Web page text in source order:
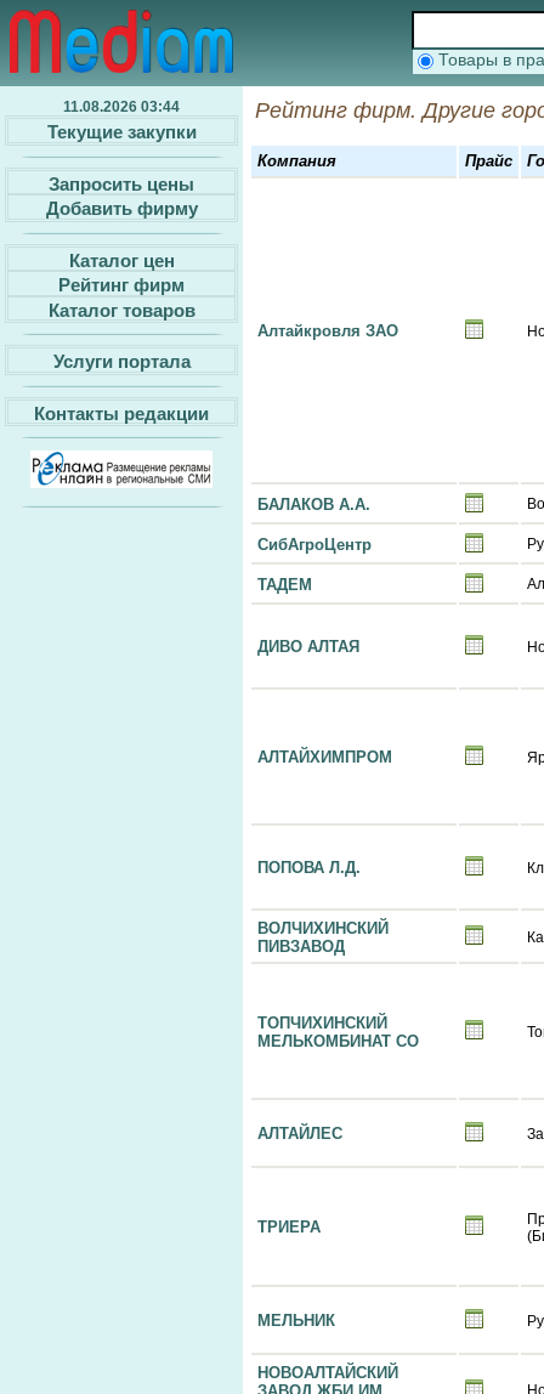
Товары в
11.08.2026 03:44
Текущие закупки
Запросить цены
Добавить фирму
Каталог цен
Рейтинг фирм
Каталог товаров
Услуги портала
Контакты редакции
Рейтинг фирм. Другие
Компания Прайс
Алтайкровля ЗАО
БАЛАКОВ А.А.
СибАгроЦентр
ТАДЕМ
ДИВО АЛТАЯ
АЛТАЙХИМПРОМ
ПОПОВА Л.Д.
ВОЛЧИХИНСКИЙ
ПИВЗАВОД
ТОПЧИХИНСКИЙ
МЕЛЬКОМБИНАТ СО
АЛТАЙЛЕС
ТРИЕРА
МЕЛЬНИК
НОВОАЛТАЙСКИЙ